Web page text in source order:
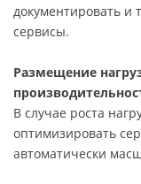
документировать и
сервисы.
Размещение
В случае роста
оптимизировать
автоматически